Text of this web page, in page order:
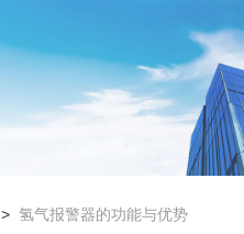
>氢气报警器的功能与优势